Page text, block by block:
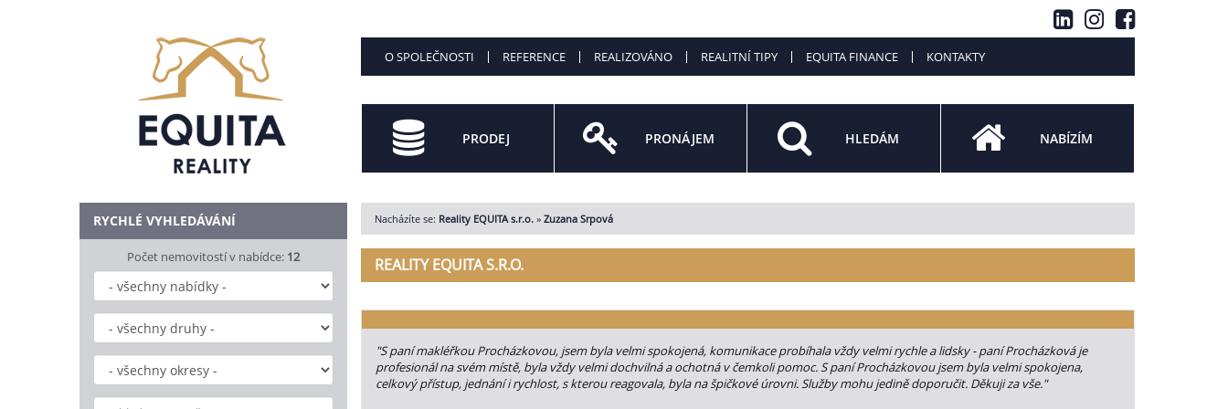
O SPOLEČNOSTI REFERENCE REALIZOVÁNO REALITNÍ TIPY EQUITA FINANCE KONTAKTY
PRODEJ PRONÁJEM HLEDÁM NABÍZÍM
RYCHLÉ VYHLEDÁVÁNÍ
Počet nemovitostí v nabídce: 12
Nacházíte se: Reality EQUITA s.r.o. » Zuzana Srpová
REALITY EQUITA S.R.O.
"S paní makléřkou Procházkovou, jsem byla velmi spokojená, komunikace probíhala vždy velmi rychle a lidsky - paní Procházková je
profesionál na svém místě, byla vždy velmi dochvilná a ochotná v čemkoli pomoc. S paní Procházkovou jsem byla velmi spokojena,
celkový přístup, jednání i rychlost, s kterou reagovala, byla na špičkové úrovni. Služby mohu jedině doporučit. Děkuji za vše."